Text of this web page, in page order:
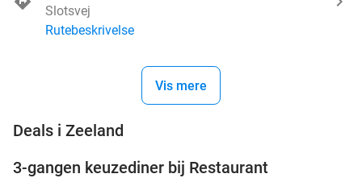
Slotsvej
Rutebeskrivelse
Vis mere
Deals i Zeeland
3-gangen keuzediner bij Restaurant